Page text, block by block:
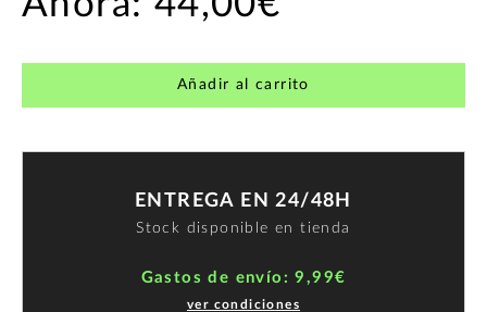
Añadir al carrito
ENTREGA EN 24/48H
Stock disponible en tienda
Gastos de envío: 9,99€
ver condiciones